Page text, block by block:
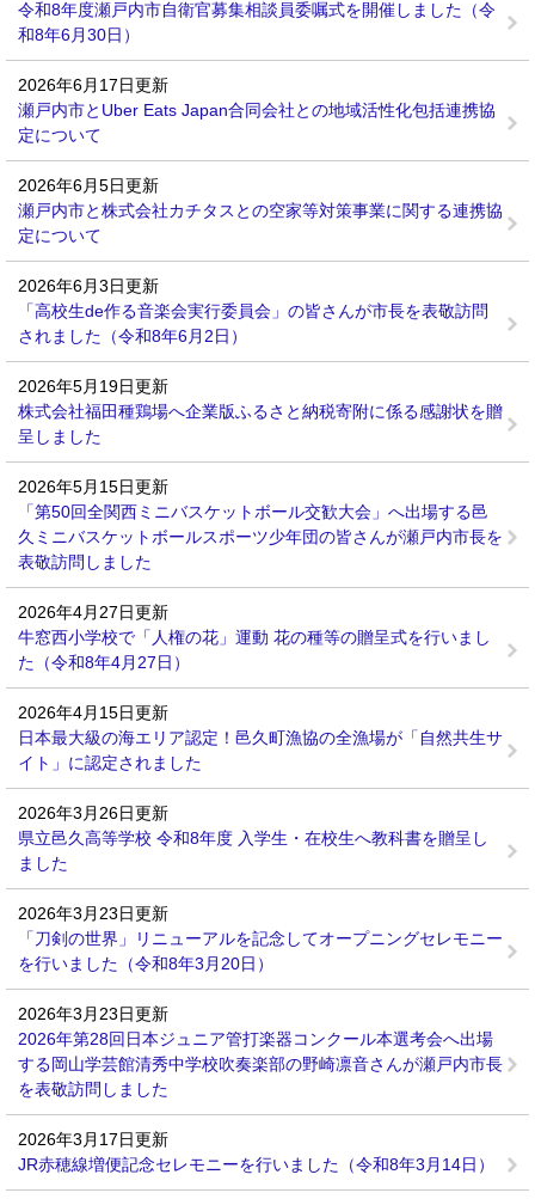
令和8年度瀬戸内市自衛官募集相談員委嘱式を開催しました（令
和8年6月30日）
2026年6月17日更新
瀬戸内市とUber Eats Japan合同会社との地域活性化包括連携協
定について
2026年6月5日更新
瀬戸内市と株式会社カチタスとの空家等対策事業に関する連携協
定について
2026年6月3日更新
「高校生de作る音楽会実行委員会」の皆さんが市長を表敬訪問
されました（令和8年6月2日）
2026年5月19日更新
株式会社福田種鶏場へ企業版ふるさと納税寄附に係る感謝状を贈
呈しました
2026年5月15日更新
「第50回全関西ミニバスケットボール交歓大会」へ出場する邑
久ミニバスケットボールスポーツ少年団の皆さんが瀬戸内市長を
表敬訪問しました
2026年4月27日更新
牛窓西小学校で「人権の花」運動 花の種等の贈呈式を行いまし
た（令和8年4月27日）
2026年4月15日更新
日本最大級の海エリア認定！邑久町漁協の全漁場が「自然共生サ
イト」に認定されました
2026年3月26日更新
県立邑久高等学校 令和8年度 入学生・在校生へ教科書を贈呈し
ました
2026年3月23日更新
「刀剣の世界」リニューアルを記念してオープニングセレモニー
を行いました（令和8年3月20日）
2026年3月23日更新
2026年第28回日本ジュニア管打楽器コンクール本選考会へ出場
する岡山学芸館清秀中学校吹奏楽部の野崎凛音さんが瀬戸内市長
を表敬訪問しました
2026年3月17日更新
JR赤穂線増便記念セレモニーを行いました（令和8年3月14日）